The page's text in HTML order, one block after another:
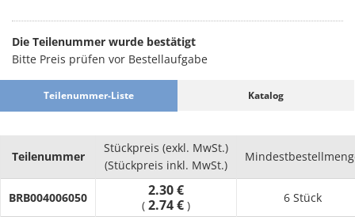
Die Teilenummer wurde bestätigt
Bitte Preis prüfen vor Bestellaufgabe
Teilenummer-Liste Katalog
Teilenummer
Stückpreis (exkl. MwSt.)
(Stückpreis inkl. MwSt.)
BRB004006050 2.30 €
( 2.74 € )
6 Stück